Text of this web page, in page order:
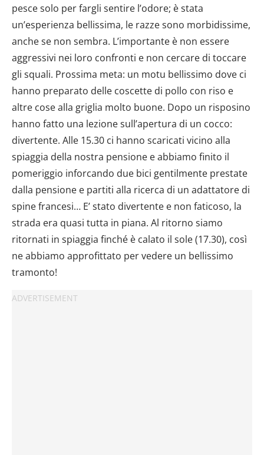
pesce solo per fargli sentire l’odore; è stata
un’esperienza bellissima, le razze sono morbidissime,
anche se non sembra. L’importante è non essere
aggressivi nei loro confronti e non cercare di toccare
gli squali. Prossima meta: un motu bellissimo dove ci
hanno preparato delle coscette di pollo con riso e
altre cose alla griglia molto buone. Dopo un risposino
hanno fatto una lezione sull’apertura di un cocco:
divertente. Alle 15.30 ci hanno scaricati vicino alla
spiaggia della nostra pensione e abbiamo finito il
pomeriggio inforcando due bici gentilmente prestate
dalla pensione e partiti alla ricerca di un adattatore di
spine francesi… E’ stato divertente e non faticoso, la
strada era quasi tutta in piana. Al ritorno siamo
ritornati in spiaggia finché è calato il sole (17.30), così
ne abbiamo approfittato per vedere un bellissimo
tramonto!